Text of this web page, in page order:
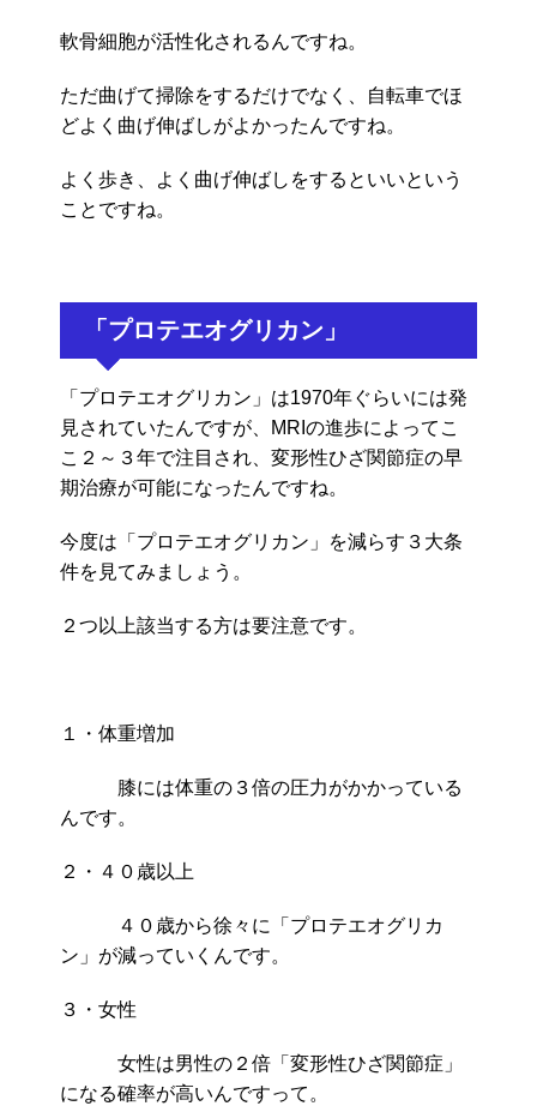
軟骨細胞が活性化されるんですね。
ただ曲げて掃除をするだけでなく、自転車でほ
どよく曲げ伸ばしがよかったんですね。
よく歩き、よく曲げ伸ばしをするといいという
ことですね。
「プロテエオグリカン」
「プロテエオグリカン」は1970年ぐらいには発
見されていたんですが、MRIの進歩によってこ
こ２～３年で注目され、変形性ひざ関節症の早
期治療が可能になったんですね。
今度は「プロテエオグリカン」を減らす３大条
件を見てみましょう。
２つ以上該当する方は要注意です。
１・体重増加
膝には体重の３倍の圧力がかかっている
んです。
２・４０歳以上
４０歳から徐々に「プロテエオグリカ
ン」が減っていくんです。
３・女性
女性は男性の２倍「変形性ひざ関節症」
になる確率が高いんですって。